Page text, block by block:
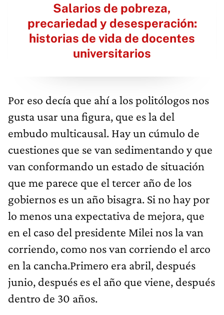
Salarios de pobreza,
precariedad y desesperación:
historias de vida de docentes
universitarios
Por eso decía que ahí a los politólogos nos
gusta usar una figura, que es la del
embudo multicausal. Hay un cúmulo de
cuestiones que se van sedimentando y que
van conformando un estado de situación
que me parece que el tercer año de los
gobiernos es un año bisagra. Si no hay por
lo menos una expectativa de mejora, que
en el caso del presidente Milei nos la van
corriendo, como nos van corriendo el arco
en la cancha.Primero era abril, después
junio, después es el año que viene, después
dentro de 30 años.